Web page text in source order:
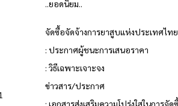
..ยอดนิยม..
จัดซื้อจัดจ้างการยาสูบแห่งประเทศไทย
: ประกาศผู้ชนะการเสนอราคา
: วิธีเฉพาะเจาะจง
ข่าวสาร/ประกาศ
: เอกสารส่งเสริมความโปร่งใสในการจัด